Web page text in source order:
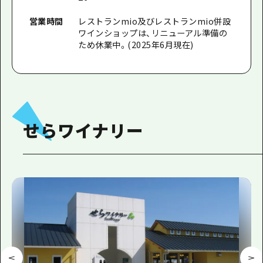
営業時間
レストランmio及びレストランmio併設
ワインショップは、リニューアル準備の
ため休業中。(2025年6月現在)
せらワイナリー